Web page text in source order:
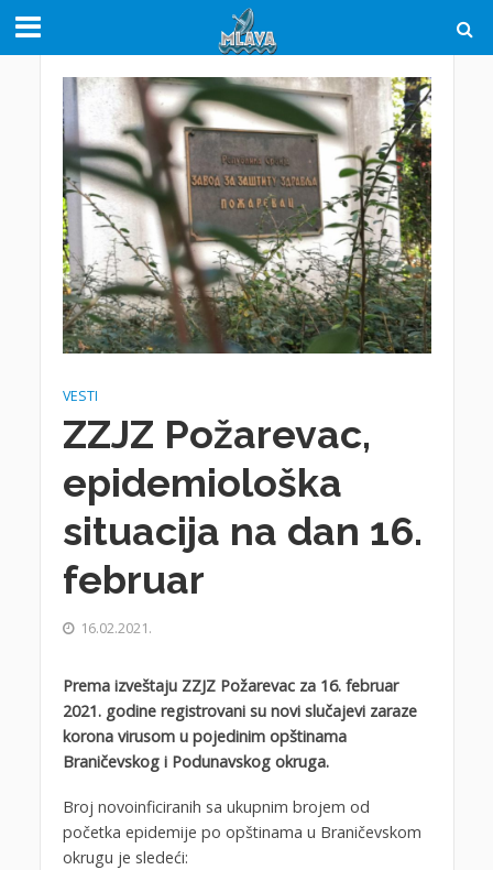
VESTI
ZZJZ Požarevac,
epidemiološka
situacija na dan 16.
februar
16.02.2021.
Prema izveštaju ZZJZ Požarevac za 16. februar
2021. godine registrovani su novi slučajevi zaraze
korona virusom u pojedinim opštinama
Braničevskog i Podunavskog okruga.
Broj novoinficiranih sa ukupnim brojem od
početka epidemije po opštinama u Braničevskom
okrugu je sledeći: